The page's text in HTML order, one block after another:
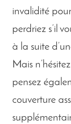
invalidité
perdriez s’il
à la suite
Mais
pensez
couverture